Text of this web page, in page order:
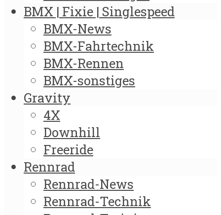
BMX | Fixie | Singlespeed
BMX-News
BMX-Fahrtechnik
BMX-Rennen
BMX-sonstiges
Gravity
4X
Downhill
Freeride
Rennrad
Rennrad-News
Rennrad-Technik